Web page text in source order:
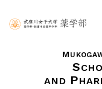
M
S
AND P